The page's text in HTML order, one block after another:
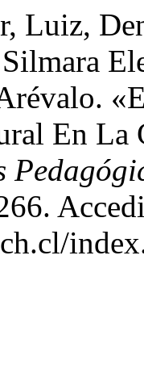
Luiz,
En La